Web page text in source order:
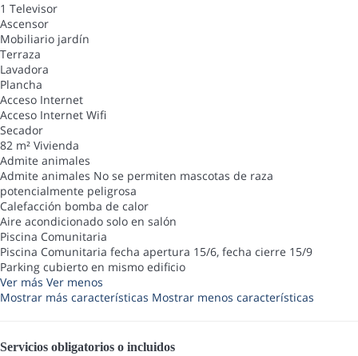
1 Televisor
Ascensor
Mobiliario jardín
Terraza
Lavadora
Plancha
Acceso Internet
Acceso Internet Wifi
Secador
82 m² Vivienda
Admite animales
Admite animales No se permiten mascotas de raza
potencialmente peligrosa
Calefacción bomba de calor
Aire acondicionado solo en salón
Piscina Comunitaria
Piscina Comunitaria fecha apertura 15/6, fecha cierre 15/9
Parking cubierto en mismo edificio
Ver más Ver menos
Mostrar más características Mostrar menos características
Servicios obligatorios o incluidos